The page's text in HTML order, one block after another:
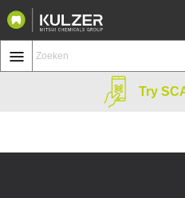
Try